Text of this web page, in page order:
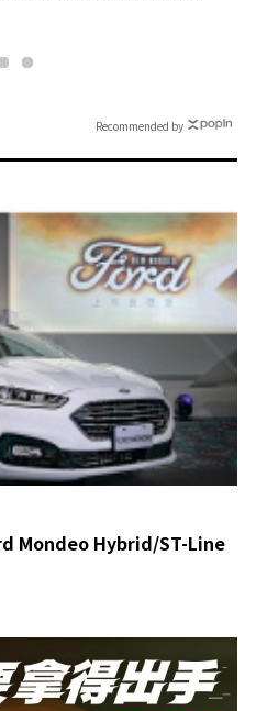
Mondeo Hybrid/ST-Line
Recommended by